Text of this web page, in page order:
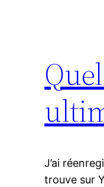
J’ai
trouve sur